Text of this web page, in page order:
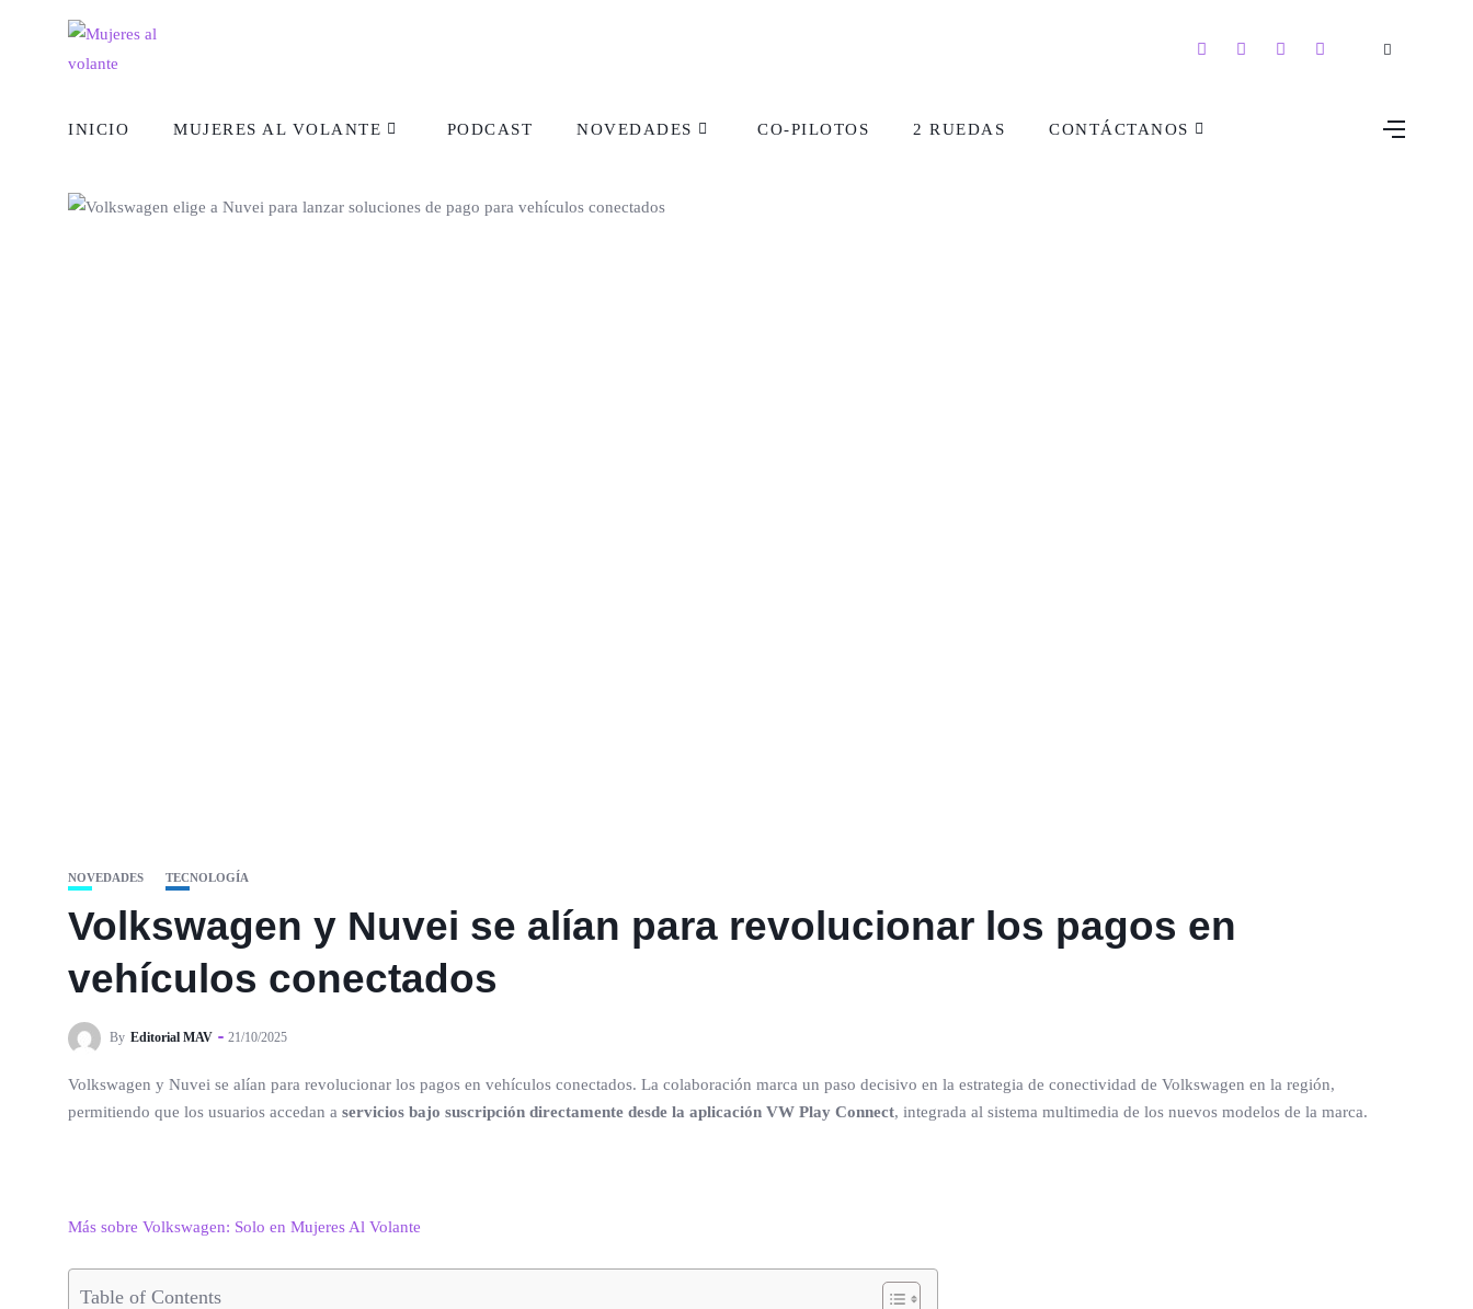
INICIO MUJERES AL VOLANTE PODCAST NOVEDADES CO-PILOTOS 2 RUEDAS CONTÁCTANOS
NOVEDADES TECNOLOGÍA
Volkswagen y Nuvei se alían para revolucionar los pagos en
vehículos conectados
By Editorial MAV 21/10/2025
Volkswagen y Nuvei se alían para revolucionar los pagos en vehículos conectados. La colaboración marca un paso decisivo en la estrategia de conectividad de Volkswagen en la región,
permitiendo que los usuarios accedan a servicios bajo suscripción directamente desde la aplicación VW Play Connect, integrada al sistema multimedia de los nuevos modelos de la marca.
Más sobre Volkswagen: Solo en Mujeres Al Volante
Table of Contents